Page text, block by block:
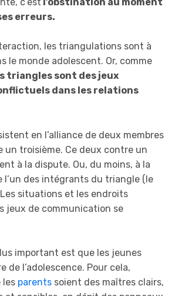
erreurs.
les triangulations sont à
le monde adolescent. Or, comme
triangles sont des jeux
dans les relations
en l’alliance de deux membres
un troisième. Ce deux contre un
à la dispute. Ou, du moins, à la
l’un des intégrants du triangle (le
situations et les endroits
jeux de communication se
important est que les jeunes
de l’adolescence. Pour cela,
les parents soient des maîtres clairs,